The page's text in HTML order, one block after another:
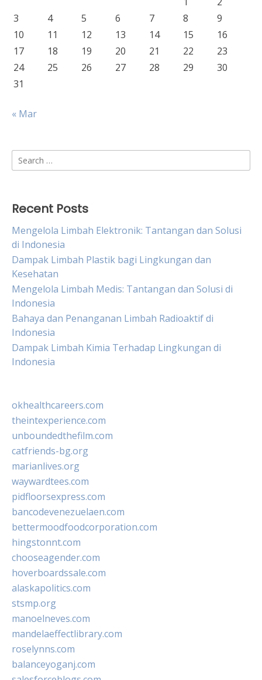
3
4 5 6 7 8
9
10
11 12 13 14 15
16
17
18 19 20 21 22
23
24
25 26 27 28 29
30
31
« Mar
Search
for:
Recent Posts
Mengelola Limbah Elektronik: Tantangan dan Solusi
di Indonesia
Dampak Limbah Plastik bagi Lingkungan dan
Kesehatan
Mengelola Limbah Medis: Tantangan dan Solusi di
Indonesia
Bahaya dan Penanganan Limbah Radioaktif di
Indonesia
Dampak Limbah Kimia Terhadap Lingkungan di
Indonesia
okhealthcareers.com
theintexperience.com
unboundedthefilm.com
catfriends-bg.org
marianlives.org
waywardtees.com
pidfloorsexpress.com
bancodevenezuelaen.com
bettermoodfoodcorporation.com
hingstonnt.com
chooseagender.com
hoverboardssale.com
alaskapolitics.com
stsmp.org
manoelneves.com
mandelaeffectlibrary.com
roselynns.com
balanceyoganj.com